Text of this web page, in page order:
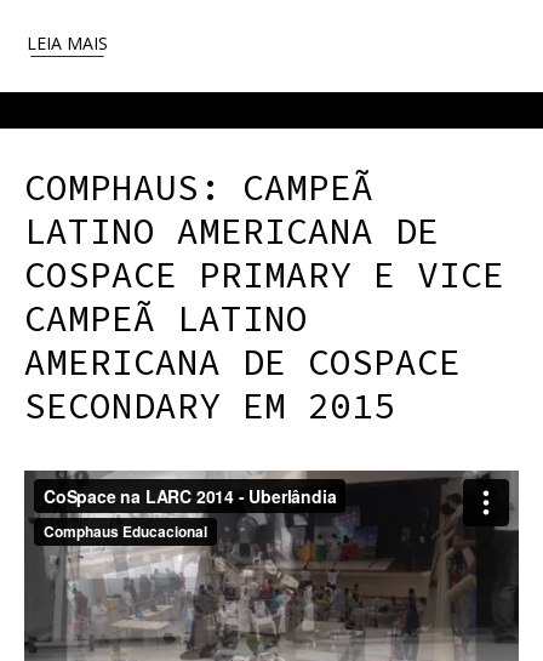
LEIA MAIS
COMPHAUS: CAMPEÃ
LATINO AMERICANA DE
COSPACE PRIMARY E VICE
CAMPEÃ LATINO
AMERICANA DE COSPACE
SECONDARY EM 2015